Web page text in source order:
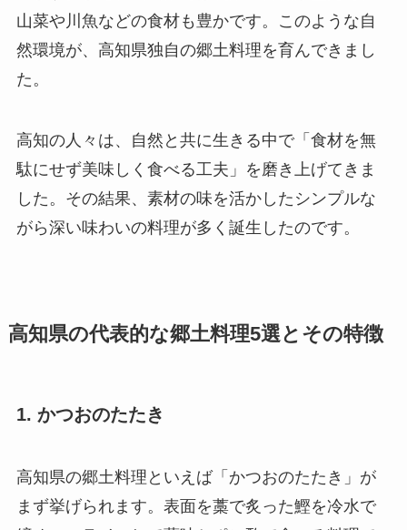
山菜や川魚などの食材も豊かです。このような自
然環境が、高知県独自の郷土料理を育んできまし
た。
高知の人々は、自然と共に生きる中で「食材を無
駄にせず美味しく食べる工夫」を磨き上げてきま
した。その結果、素材の味を活かしたシンプルな
がら深い味わいの料理が多く誕生したのです。
高知県の代表的な郷土料理5選とその特徴
1. かつおのたたき
高知県の郷土料理といえば「かつおのたたき」が
まず挙げられます。表面を藁で炙った鰹を冷水で